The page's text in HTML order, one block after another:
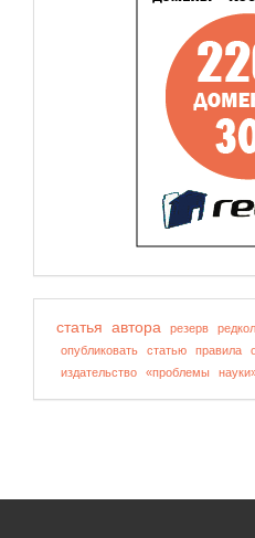
статья автора резерв
опубликовать
статью правила
издательство
«проблемы